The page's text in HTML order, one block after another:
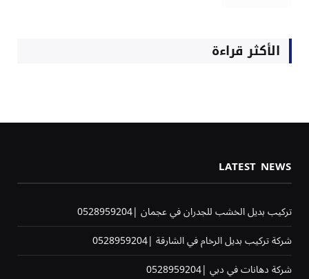
الأكثر قراءة
LATEST NEWS
تركيب بديل الخشب للجدران في عجمان |0528959204
شركة تركيب بديل الرخام في الشارقة |0528959204
شركة دهانات في دبي |0528959204